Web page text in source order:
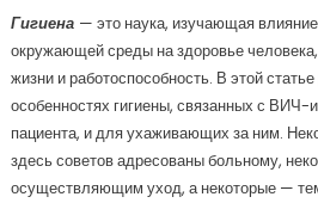
Гигиена — это наука, изучающая
окружающей среды на здоровье
жизни и работоспособность. В этой
особенностях гигиены, связанных с
пациента, и для ухаживающих за ним.
здесь советов адресованы больному,
осуществляющим уход, а некоторые —